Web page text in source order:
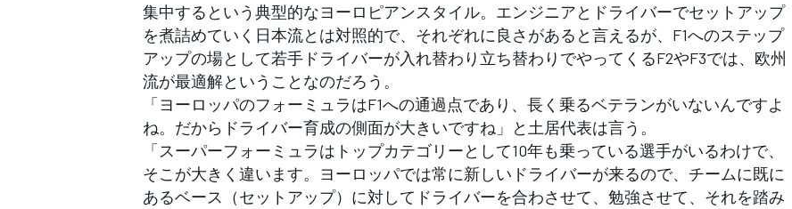
集中するという典型的なヨーロピアンスタイル。エンジニアとドライバーでセットアップ
を煮詰めていく日本流とは対照的で、それぞれに良さがあると言えるが、F1へのステップ
アップの場として若手ドライバーが入れ替わり立ち替わりでやってくるF2やF3では、欧州
流が最適解ということなのだろう。
「ヨーロッパのフォーミュラはF1への通過点であり、長く乗るベテランがいないんですよ
ね。だからドライバー育成の側面が大きいですね」と土居代表は言う。
「スーパーフォーミュラはトップカテゴリーとして10年も乗っている選手がいるわけで、
そこが大きく違います。ヨーロッパでは常に新しいドライバーが来るので、チームに既に
あるベース（セットアップ）に対してドライバーを合わさせて、勉強させて、それを踏み